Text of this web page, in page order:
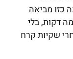
כזו מביאה
דקות, בלי
שקיות קרח